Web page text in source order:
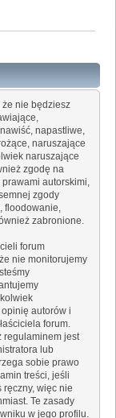
że nie będziesz
napastliwe,
naruszające
naruszające
zgodę na
autorskimi,
zgody
floodowanie,
zabronione.
forum
nie monitorujemy
autorów i
forum.
regulaminem jest
lub
sobie prawo
treści, jeśli
więc nie
Te zasady
w jego profilu.